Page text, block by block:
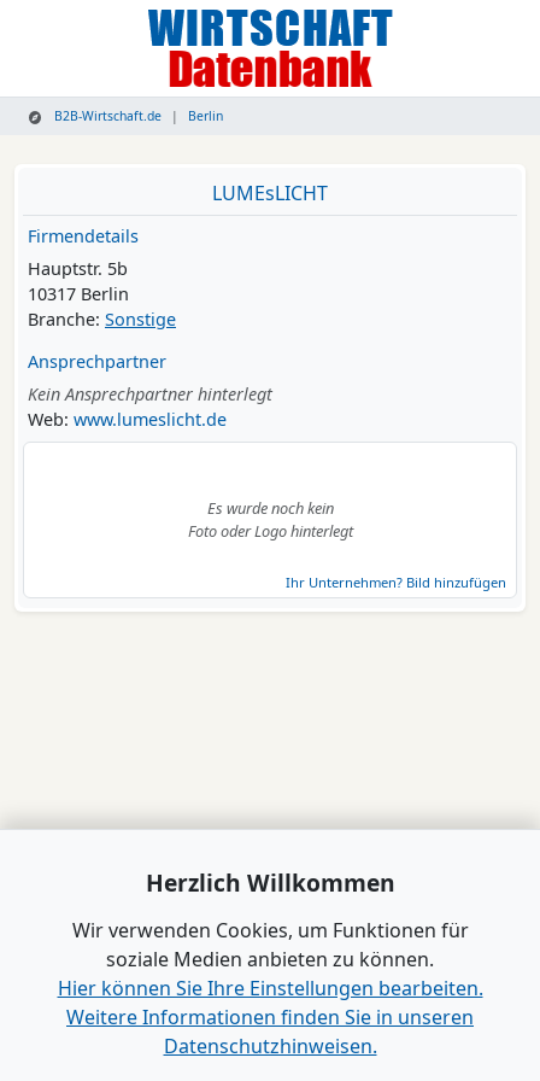
B2B-Wirtschaft.de Berlin
LUMEsLICHT
Firmendetails
Hauptstr. 5b
10317 Berlin
Branche: Sonstige
Ansprechpartner
Kein Ansprechpartner hinterlegt
Web: www.lumeslicht.de
Es wurde noch kein
Foto oder Logo hinterlegt
Ihr Unternehmen? Bild hinzufügen
Herzlich Willkommen
Wir verwenden Cookies, um Funktionen für
soziale Medien anbieten zu können.
Hier können Sie Ihre Einstellungen bearbeiten.
Weitere Informationen finden Sie in unseren
Datenschutzhinweisen.